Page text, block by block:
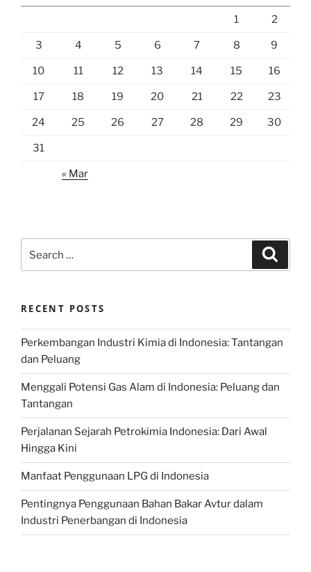
1 2
3 4 5 6 7 8 9
10 11 12 13 14 15 16
17 18 19 20 21 22 23
24 25 26 27 28 29 30
31
« Mar
for:
RECENT POSTS
Perkembangan Industri Kimia di Indonesia: Tantangan
dan Peluang
Menggali Potensi Gas Alam di Indonesia: Peluang dan
Tantangan
Perjalanan Sejarah Petrokimia Indonesia: Dari Awal
Hingga Kini
Manfaat Penggunaan LPG di Indonesia
Pentingnya Penggunaan Bahan Bakar Avtur dalam
Industri Penerbangan di Indonesia